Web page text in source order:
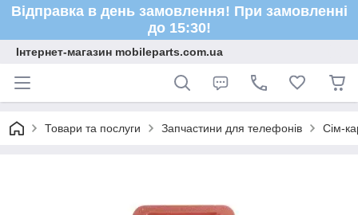
Відправка в день замовлення! При замовленні
до 15:30!
Інтернет-магазин mobileparts.com.ua
Товари та послуги Запчастини для телефонів Сім-